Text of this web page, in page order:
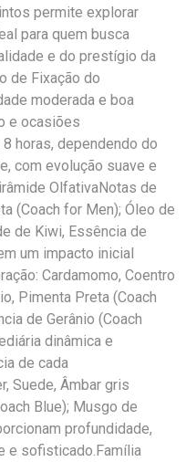
permite explorar
para quem busca
e do prestígio da
de Fixação do
moderada e boa
e ocasiões
horas, dependendo do
com evolução suave e
OlfativaNotas de
(Coach for Men); Óleo de
de Kiwi, Essência de
um impacto inicial
Cardamomo, Coentro
Pimenta Preta (Coach
de Gerânio (Coach
dinâmica e
de cada
Suede, Âmbar gris
Blue); Musgo de
profundidade,
e sofisticado.Família